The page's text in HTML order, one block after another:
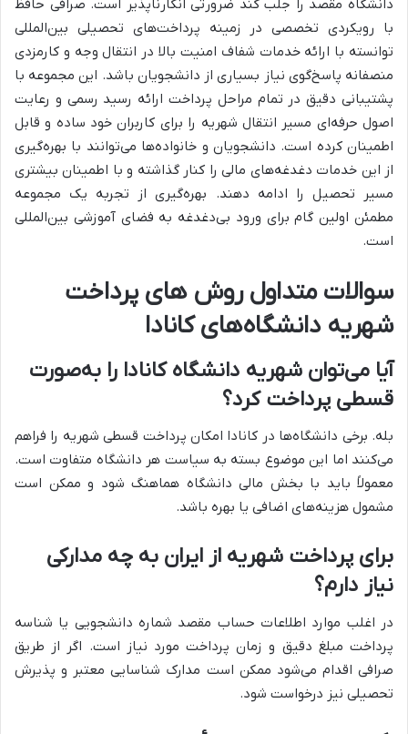
دانشگاه مقصد را جلب کند ضرورتی انکارناپذیر است. صرافی حافظ
با رویکردی تخصصی در زمینه پرداخت‌های تحصیلی بین‌المللی
توانسته با ارائه خدمات شفاف امنیت بالا در انتقال وجه و کارمزدی
منصفانه پاسخ‌گوی نیاز بسیاری از دانشجویان باشد. این مجموعه با
پشتیبانی دقیق در تمام مراحل پرداخت ارائه رسید رسمی و رعایت
اصول حرفه‌ای مسیر انتقال شهریه را برای کاربران خود ساده و قابل
اطمینان کرده است. دانشجویان و خانواده‌ها می‌توانند با بهره‌گیری
از این خدمات دغدغه‌های مالی را کنار گذاشته و با اطمینان بیشتری
مسیر تحصیل را ادامه دهند. بهره‌گیری از تجربه یک مجموعه
مطمئن اولین گام برای ورود بی‌دغدغه به فضای آموزشی بین‌المللی
است.
سوالات متداول روش های پرداخت
شهریه دانشگاه‌های کانادا
آیا می‌توان شهریه دانشگاه کانادا را به‌صورت
قسطی پرداخت کرد؟
بله. برخی دانشگاه‌ها در کانادا امکان پرداخت قسطی شهریه را فراهم
می‌کنند اما این موضوع بسته به سیاست هر دانشگاه متفاوت است.
معمولاً باید با بخش مالی دانشگاه هماهنگ شود و ممکن است
مشمول هزینه‌های اضافی یا بهره باشد.
برای پرداخت شهریه از ایران به چه مدارکی
نیاز دارم؟
در اغلب موارد اطلاعات حساب مقصد شماره دانشجویی یا شناسه
پرداخت مبلغ دقیق و زمان پرداخت مورد نیاز است. اگر از طریق
صرافی اقدام می‌شود ممکن است مدارک شناسایی معتبر و پذیرش
تحصیلی نیز درخواست شود.